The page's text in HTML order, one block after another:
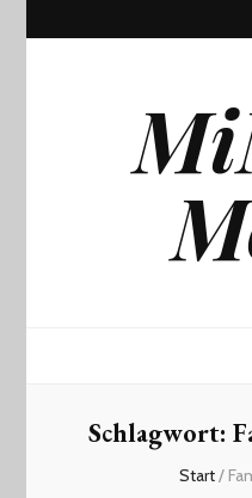
Schlagwort:
Start/